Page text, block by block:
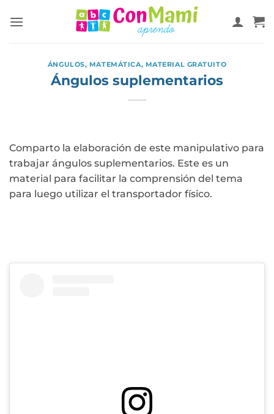
ÁNGULOS, MATEMÁTICA, MATERIAL GRATUITO
Ángulos suplementarios
Comparto la elaboración de este manipulativo para
trabajar ángulos suplementarios. Este es un
material para facilitar la comprensión del tema
para luego utilizar el transportador físico.